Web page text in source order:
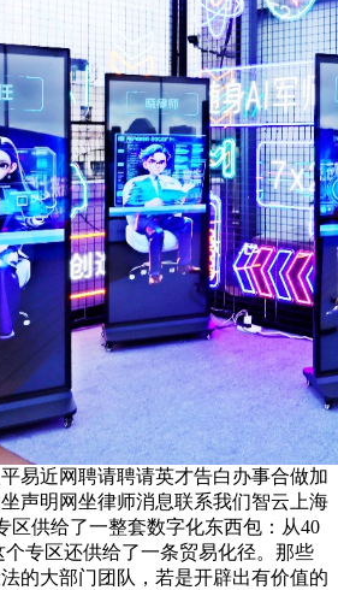
易近网聘请聘请英才告白办事合做加
声明网坐律师消息联系我们智云上海
区供给了一整套数字化东西包：从40
专区还供给了一条贸易化径。那些
的大部门团队，若是开辟出有价值的